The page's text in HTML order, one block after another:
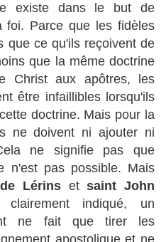
existe dans le but de
foi. Parce que les fidèles
que ce qu'ils reçoivent de
que la même doctrine
Christ aux apôtres, les
être infaillibles lorsqu'ils
doctrine. Mais pour la
ne doivent ni ajouter ni
ne signifie pas que
n'est pas possible. Mais
Lérinsetsaint John
indiqué, un
ne fait que tirer les